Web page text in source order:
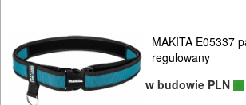
przecinarki
do
MAKITA E05337
regulowany
w budowie PLN